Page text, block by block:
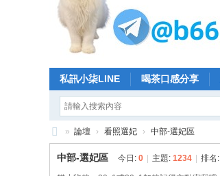
私訊小柒LINE 喝茶口感分享
台
灣
» 論壇 › 看照選妃 › 中部-選妃區
中部-選妃區 今日: 0 主題: 1234 排名: